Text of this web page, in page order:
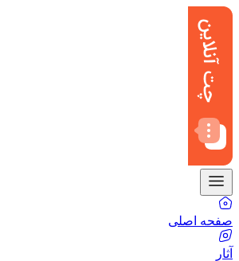
صفحه اصلی
آثار